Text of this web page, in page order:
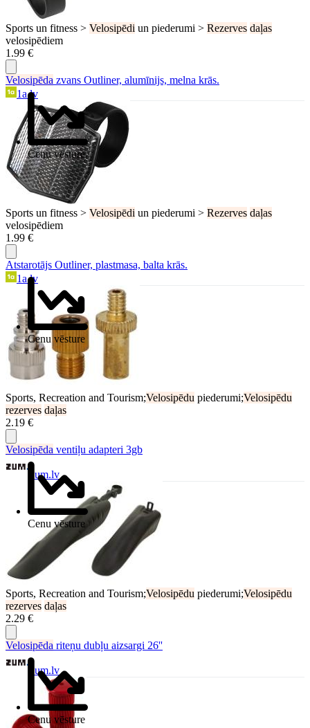
Sports un fitness > Velosipēdi un piederumi > Rezerves daļas
velosipēdiem
1.99 €
Cenu vēsture
Velosipēda zvans Outliner, alumīnijs, melna krās.
1a.lv
Sports un fitness > Velosipēdi un piederumi > Rezerves daļas
velosipēdiem
1.99 €
Cenu vēsture
Atstarotājs Outliner, plastmasa, balta krās.
1a.lv
Sports, Recreation and Tourism;Velosipēdu piederumi;Velosipēdu
rezerves daļas
2.19 €
Cenu vēsture
Velosipēda ventiļu adapteri 3gb
Zum.lv
Sports, Recreation and Tourism;Velosipēdu piederumi;Velosipēdu
rezerves daļas
2.29 €
Cenu vēsture
Velosipēda riteņu dubļu aizsargi 26''
Zum.lv